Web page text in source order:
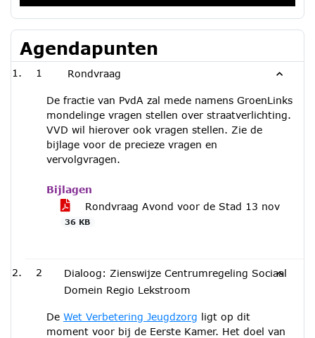
Agendapunten
1 Rondvraag
De fractie van PvdA zal mede namens GroenLinks
mondelinge vragen stellen over straatverlichting.
VVD wil hierover ook vragen stellen. Zie de
bijlage voor de precieze vragen en
vervolgvragen.
Bijlagen
Rondvraag Avond voor de Stad 13 nov
36 KB
2
Dialoog: Zienswijze Centrumregeling Sociaal
Domein Regio Lekstroom
De Wet Verbetering Jeugdzorg ligt op dit
moment voor bij de Eerste Kamer. Het doel van